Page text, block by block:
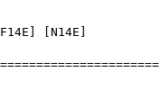
F14E N14E